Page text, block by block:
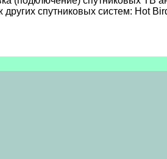
спутниковых систем: Hot